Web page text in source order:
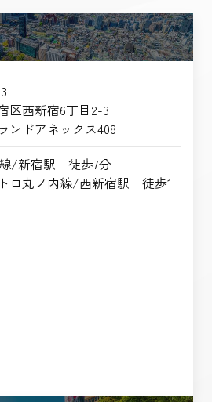
区西新宿6丁目2-3
ンドアネックス408
線/新宿駅 徒歩7分
ロ丸ノ内線/西新宿駅 徒歩1